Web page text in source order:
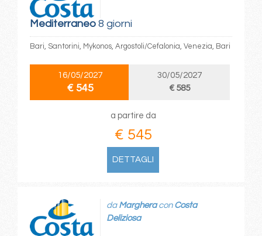
Mediterraneo8 giorni
Bari, Santorini, Mykonos, Argostoli/Cefalonia, Venezia, Bari
16/05/2027
€ 545
30/05/2027
€ 585
a partire da
€ 545
DETTAGLI
da Margheracon Costa
Deliziosa